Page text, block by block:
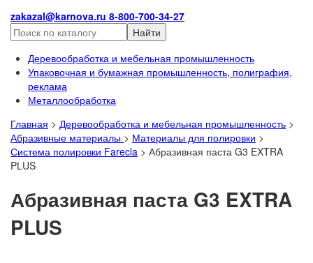
zakazal@karnova.ru 8-800-700-34-27
Найти
Деревообработка и мебельная промышленность
Упаковочная и бумажная промышленность, полиграфия,
реклама
Металлообработка
Главная > Деревообработка и мебельная промышленность >
Абразивные материалы > Материалы для полировки >
Система полировки Farecla > Абразивная паста G3 EXTRA
PLUS
Абразивная паста G3 EXTRA
PLUS